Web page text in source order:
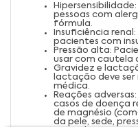
pessoas com
fórmula.
Insuficiência
pacientes com
Pressão alta:
usar com cautela
Gravidez e
lactação deve
médica.
Reações
casos de doença
de magnésio
da pele, sede,